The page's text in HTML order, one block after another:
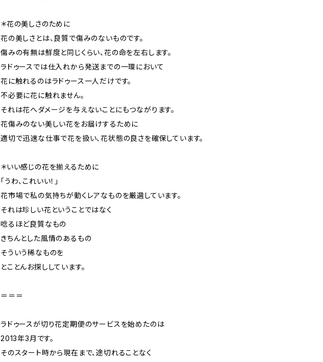
＊花の美しさのために
花の美しさとは、良質で傷みのないものです。
傷みの有無は鮮度と同じくらい、花の命を左右します。
ラドゥースでは仕入れから発送までの一環において
花に触れるのはラドゥース一人だけです。
不必要に花に触れません。
それは花へダメージを与えないことにもつながります。
花傷みのない美しい花をお届けするために
適切で迅速な仕事で花を扱い、花状態の良さを確保しています。
＊いい感じの花を揃えるために
「うわ、これいい！」
花市場で私の気持ちが動くレアなものを厳選しています。
それは珍しい花ということではなく
唸るほど良質なもの
きちんとした風情のあるもの
そういう稀なものを
とことんお探ししています。
＝＝＝
ラドゥースが切り花定期便のサービスを始めたのは
2013年3月です。
そのスタート時から現在まで、途切れることなく